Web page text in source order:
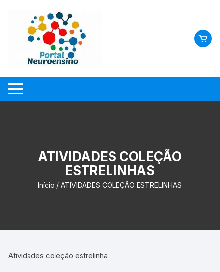
ATIVIDADES COLEÇÃO
ESTRELINHAS
Início / ATIVIDADES COLEÇÃO ESTRELINHAS
Atividades coleção estrelinha